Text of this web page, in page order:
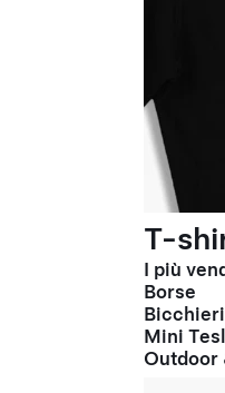
T-
I più
Borse
Bicchieri
Mini
Outdoor